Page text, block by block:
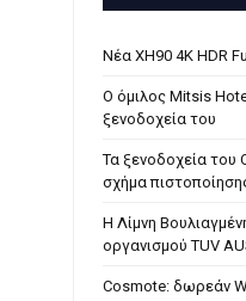
Νέα XH90 4K HDR
Ο όμιλος Mitsis
ξενοδοχεία του
Τα ξενοδοχεία του
σχήμα
H Λίμνη
οργανισμού TUV
Cosmote: δωρεάν